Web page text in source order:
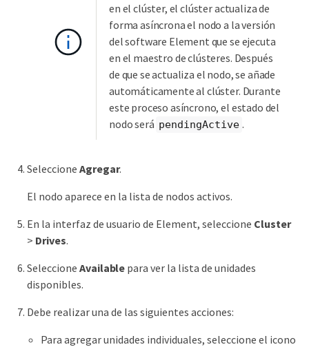
en el clúster, el clúster actualiza de
forma asíncrona el nodo a la versión
del software Element que se ejecuta
en el maestro de clústeres. Después
de que se actualiza el nodo, se añade
automáticamente al clúster. Durante
este proceso asíncrono, el estado del
nodo será pendingActive .
Seleccione Agregar.
El nodo aparece en la lista de nodos activos.
En la interfaz de usuario de Element, seleccione Cluster
> Drives.
Seleccione Available para ver la lista de unidades
disponibles.
Debe realizar una de las siguientes acciones:
Para agregar unidades individuales, seleccione el icono